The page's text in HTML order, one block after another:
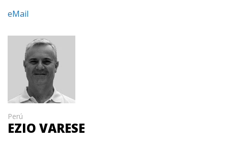
eMail
Perú
EZIO VARESE